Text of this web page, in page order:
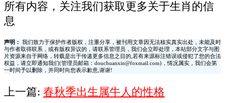
所有内容，关注我们获取更多关于生肖的信
息
声明：
我们致力于保护作者版权，注重分享，被刊用文章因无法核实真实出处，未能及时
与作者取得联系，或有版权异议的，请联系管理员，我们会立即处理，本站部分文字与图
片资源来自于网络，转载是出于传递更多信息之目的,若有来源标注错误或侵犯了您的合法
权益，请立即通知我们(管理员邮箱：douchuanxin@foxmail.com)，情况属实，我们会第
一时间予以删除，并同时向您表示歉意,谢谢!
上一篇: 春秋季出生属牛人的性格